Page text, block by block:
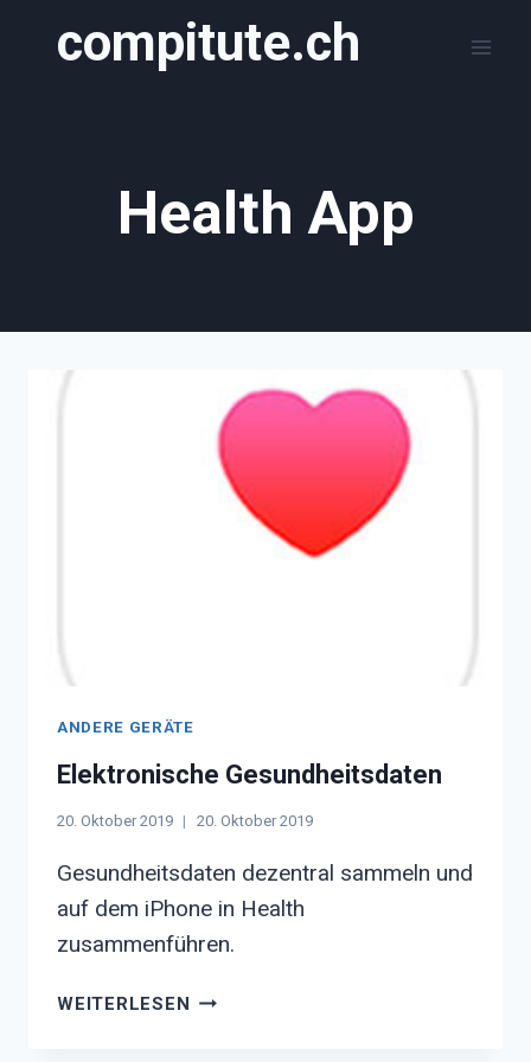
compitute.ch
Health App
ANDERE GERÄTE
Elektronische Gesundheitsdaten
20. Oktober 2019 20. Oktober 2019
Gesundheitsdaten dezentral sammeln und
auf dem iPhone in Health
zusammenführen.
WEITERLESEN ELEKTRONISCHE